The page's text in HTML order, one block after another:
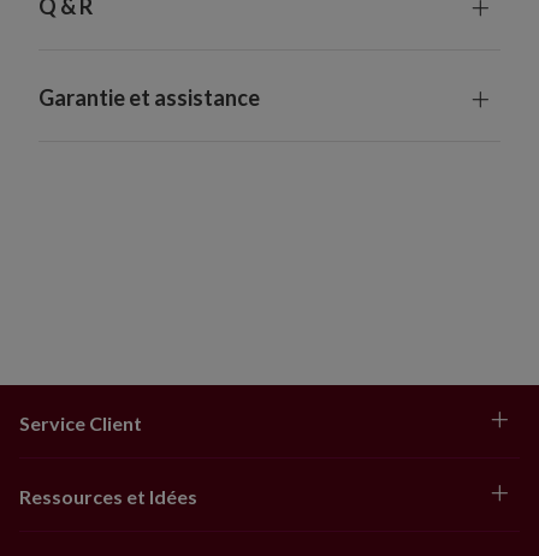
Q & R
Garantie et assistance
Service Client
Ressources et Idées